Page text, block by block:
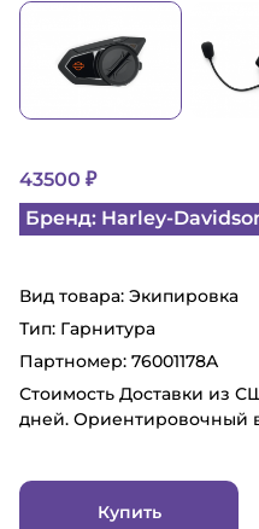
43500 ₽
Бренд: Harley-
Вид товара: Экипировка
Тип: Гарнитура
Партномер: 76001178A
Стоимость Доставки из
дней. Ориентировочный
Купить